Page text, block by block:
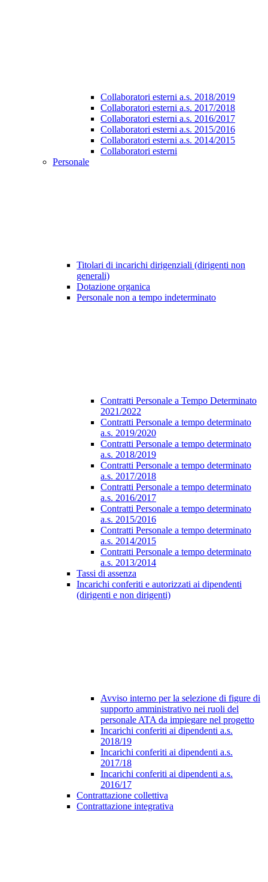
Collaboratori esterni a.s. 2018/2019
Collaboratori esterni a.s. 2017/2018
Collaboratori esterni a.s. 2016/2017
Collaboratori esterni a.s. 2015/2016
Collaboratori esterni a.s. 2014/2015
Collaboratori esterni
Personale
Titolari di incarichi dirigenziali (dirigenti non
generali)
Dotazione organica
Personale non a tempo indeterminato
Contratti Personale a Tempo Determinato
2021/2022
Contratti Personale a tempo determinato
a.s. 2019/2020
Contratti Personale a tempo determinato
a.s. 2018/2019
Contratti Personale a tempo determinato
a.s. 2017/2018
Contratti Personale a tempo determinato
a.s. 2016/2017
Contratti Personale a tempo determinato
a.s. 2015/2016
Contratti Personale a tempo determinato
a.s. 2014/2015
Contratti Personale a tempo determinato
a.s. 2013/2014
Tassi di assenza
Incarichi conferiti e autorizzati ai dipendenti
(dirigenti e non dirigenti)
Avviso interno per la selezione di figure di
supporto amministrativo nei ruoli del
personale ATA da impiegare nel progetto
Incarichi conferiti ai dipendenti a.s.
2018/19
Incarichi conferiti ai dipendenti a.s.
2017/18
Incarichi conferiti ai dipendenti a.s.
2016/17
Contrattazione collettiva
Contrattazione integrativa